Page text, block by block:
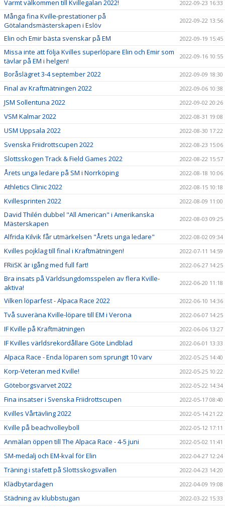
Varmt välkommen till Kvillegalan 2022! 2022-09-23 16:33
Många fina Kville-prestationer på
Götalandsmästerskapen i Eslöv
2022-09-22 13:56
Elin och Emir bästa svenskar på EM 2022-09-19 15:45
Missa inte att följa Kvilles superlöpare Elin och Emir som
tävlar på EM i helgen!
2022-09-16 10:55
Boråslägret 3-4 september 2022 2022-09-09 18:30
Final av Kraftmätningen 2022 2022-09-06 10:38
JSM Sollentuna 2022 2022-09-02 20:26
VSM Kalmar 2022 2022-08-31 19:08
USM Uppsala 2022 2022-08-30 17:22
Svenska Friidrottscupen 2022 2022-08-23 15:06
Slottsskogen Track & Field Games 2022 2022-08-22 15:57
Årets unga ledare på SM i Norrköping 2022-08-18 10:06
Athletics Clinic 2022 2022-08-15 10:18
Kvillesprinten 2022 2022-08-09 11:00
David Thilén dubbel "All American" i Amerikanska
Mästerskapen
2022-08-03 09:25
Alfrida Kilvik får utmärkelsen "Årets unga ledare" 2022-08-02 09:34
Kvilles pojklag till final i Kraftmätningen! 2022-07-11 14:59
FRiiSK är igång med full fart! 2022-06-27 14:25
Bra insats på Världsungdomsspelen av flera Kville-
aktiva!
2022-06-20 11:18
Vilken löparfest - Alpaca Race 2022 2022-06-10 14:36
Två suveräna Kville-löpare till EM i Verona 2022-06-07 14:25
IF Kville på Kraftmätningen 2022-06-06 13:27
IF Kvilles världsrekordållare Göte Lindblad 2022-06-01 13:33
Alpaca Race - Enda löparen som sprungit 10 varv 2022-05-25 14:40
Korp-Veteran med Kville! 2022-05-25 10:22
Göteborgsvarvet 2022 2022-05-22 14:34
Fina insatser i Svenska Friidrottscupen 2022-05-17 08:40
Kvilles Vårtävling 2022 2022-05-14 21:22
Kville på beachvolleyboll 2022-05-12 17:11
Anmälan öppen till The Alpaca Race - 4-5 juni 2022-05-02 11:41
SM-medalj och EM-kval för Elin 2022-04-27 12:24
Träning i stafett på Slottsskogsvallen 2022-04-23 14:20
Klädbytardagen 2022-04-09 19:08
Städning av klubbstugan 2022-03-22 15:33